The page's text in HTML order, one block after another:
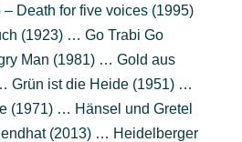
Death for five voices (1995)
(1923) … Go Trabi Go
Man (1981) … Gold aus
Grün ist die Heide (1951) …
(1971) … Hänsel und Gretel
(2013) … Heidelberger